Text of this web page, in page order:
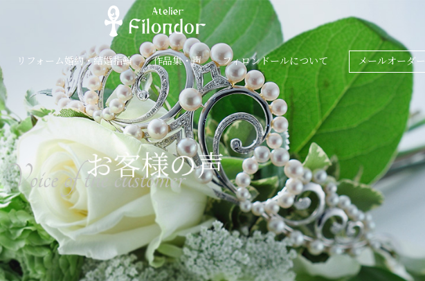
リフォーム婚約・結婚指輪 作品集・声 フィロンドールについて メールオーダー